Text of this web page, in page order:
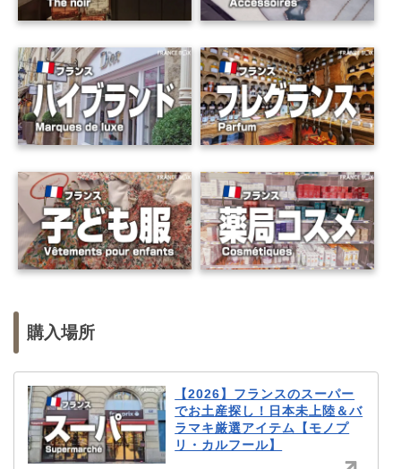
購入場所
【2026】フランスのスーパー
でお土産探し！日本未上陸＆バ
ラマキ厳選アイテム【モノプ
リ・カルフール】